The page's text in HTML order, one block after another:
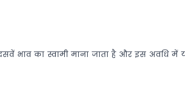
भाव का स्वामी माना जाता है और इस अवधि